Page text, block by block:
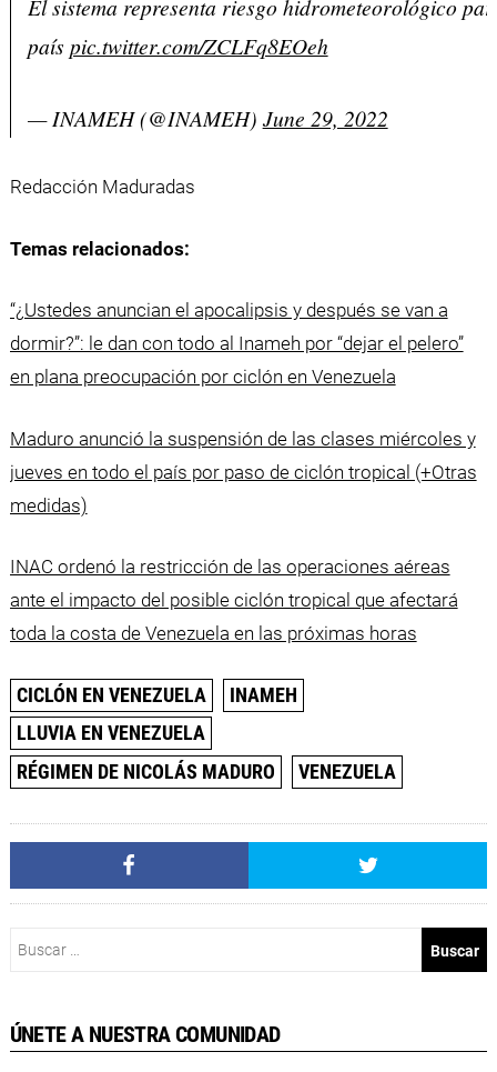
El sistema representa riesgo hidrometeorológico
país pic.twitter.com/ZCLFq8EOeh
— INAMEH (@INAMEH) June 29, 2022
Redacción Maduradas
Temas relacionados:
“¿Ustedes anuncian el apocalipsis y después se van a
dormir?”: le dan con todo al Inameh por “dejar el pelero”
en plana preocupación por ciclón en Venezuela
Maduro anunció la suspensión de las clases miércoles y
jueves en todo el país por paso de ciclón tropical (+Otras
medidas)
INAC ordenó la restricción de las operaciones aéreas
ante el impacto del posible ciclón tropical que afectará
toda la costa de Venezuela en las próximas horas
CICLÓN EN VENEZUELA
INAMEH
LLUVIA EN VENEZUELA
RÉGIMEN DE NICOLÁS MADURO
VENEZUELA
ÚNETE A NUESTRA COMUNIDAD